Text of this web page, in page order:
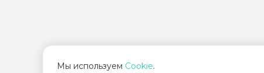
Мы используем Cookie.